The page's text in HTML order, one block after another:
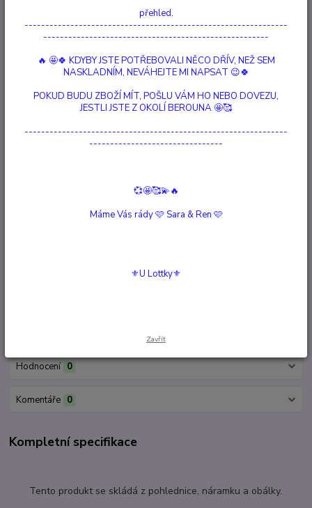
Momentálně není k dispozici
Stříbro
Typ Produktu:
Pohlednice se šperky
Srdce
Chci Ti říct:
"Spolu je moje oblíbené místo"
Hlídat cenu / dostupnost
Podobné produkty
Hodnocení 0
Komentáře 0
Kompletní specifikace
Tento produkt se skládá z pohlednice, náramku a obálky.
přehled.
---------------------------------------------------------------
------------------------------------------------------
🔥 🤩🍀 KDYBY JSTE POTŘEBOVALI NĚCO DŘÍV, NEŽ SEM
NASKLADNÍM, NEVÁHEJTE MI NAPSAT 😉🍀
POKUD BUDU ZBOŽÍ MÍT, POŠLU VÁM HO NEBO DOVEZU,
JESTLI JSTE Z OKOLÍ BEROUNA 🤩🥰
---------------------------------------------------------------
--------------------------------
💞🤩🥰💫🔥
Máme Vás rády 🩷 Sara & Ren 🩷
⚜️U Lottky⚜️
Zavřít